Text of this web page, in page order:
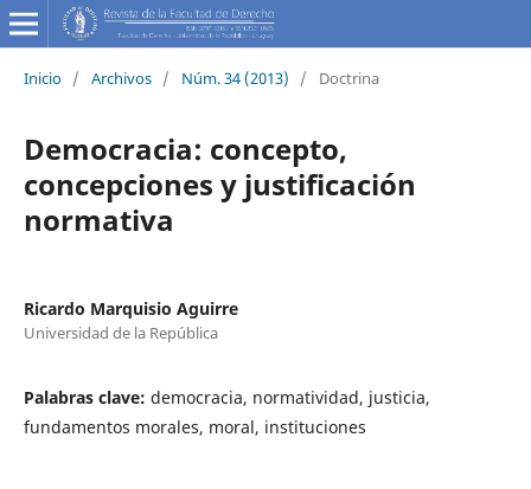
Inicio / Archivos / Núm. 34 (2013) / Doctrina
Democracia: concepto,
concepciones y justificación
normativa
Ricardo Marquisio Aguirre
Universidad de la República
Palabras clave: democracia, normatividad, justicia,
fundamentos morales, moral, instituciones